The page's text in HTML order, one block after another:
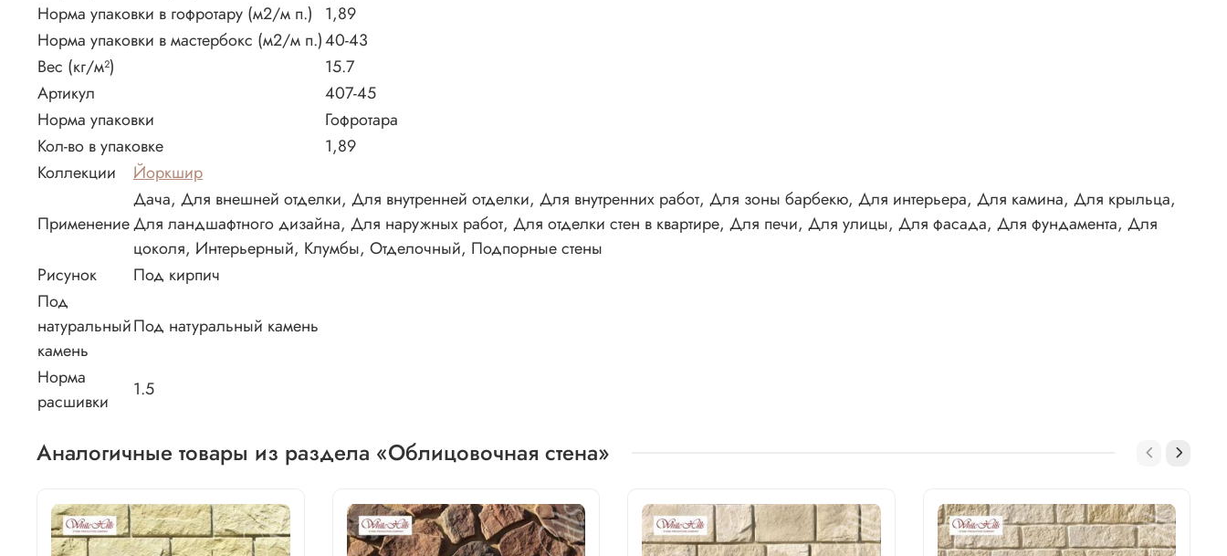
Норма упаковки в гофротару (м2/м п.)
1,89
Норма упаковки в мастербокс (м2/м п.)40-43
Вес (кг/м²)
15.7
Артикул
407-45
Норма упаковки
Гофротара
Кол-во в упаковке
1,89
Коллекции
Йоркшир
Применение
Дача, Для внешней отделки, Для внутренней отделки, Для внутренних работ, Для зоны барбекю, Для интерьера, Для камина, Для крыльца,
Для ландшафтного дизайна, Для наружных работ, Для отделки стен в квартире, Для печи, Для улицы, Для фасада, Для фундамента, Для
цоколя, Интерьерный, Клумбы, Отделочный, Подпорные стены
Рисунок
Под кирпич
Под
натуральный
камень
Под натуральный камень
Норма
расшивки
1.5
Аналогичные товары из раздела «Облицовочная стена»